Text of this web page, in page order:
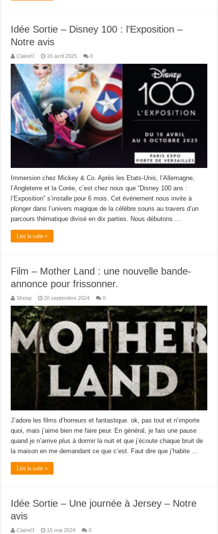
Idée Sortie – Disney 100 : l’Exposition –
Notre avis
ClaireO 16 avril 2025 0
Immersion chez Mickey & Co. Après les Etats-Unis, l’Allemagne,
l’Angleterre et la Corée, c’est chez nous que “Disney 100 ans :
l’Exposition” s’installe pour 6 mois. Cet évènement nous invite à
plonger dans l’univers magique de la célèbre souris au travers d’un
parcours thématique divisé en dix parties. Nous débutons …
Lire la suite »
Film – Mother Land : une nouvelle bande-
annonce pour frissonner.
Shoop 20 septembre 2024 0
J’adore les films d’horreurs et fantastique. ok, pas tout et n’importe
quoi, mais j’aime bien me faire peur. En général, je fais une pause
quand je n’arrive plus à dormir la nuit et que j’écoute chaque bruit de
la maison en me demandant ce que c’est. Faut dire que j’habite …
Lire la suite »
Idée Sortie – Une journée à Jersey – Notre
avis
ClaireO 15 mai 2024 0